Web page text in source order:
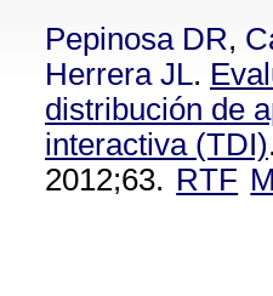
Pepinosa DR,
Herrera JL.
distribución de
interactiva (TDI)
2012;63. RTF